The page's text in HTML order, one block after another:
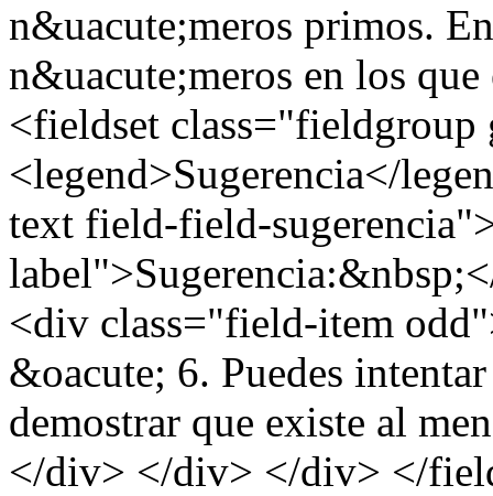
n&uacute;meros primos.
n&uacute;meros en los
<fieldset class="fieldgroup
<legend>Sugerencia</
text field-field-
<div class="field-item
&oacute; 6. Puedes
demostrar que existe al
</div> </div> </div> </